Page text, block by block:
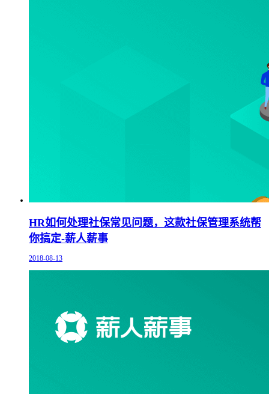
HR如何处理社保常见问题，这款社保管理系统帮
你搞定-薪人薪事
2018-08-13